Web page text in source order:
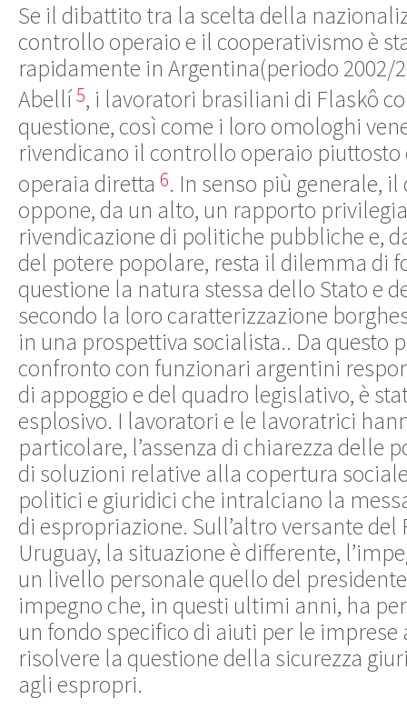
Se il dibattito tra la scelta della
controllo operaio e il cooperativismo è
rapidamente in Argentina(periodo 2002/
Abellí5, i lavoratori brasiliani di Flaskô
questione, così come i loro omologhi
rivendicano il controllo operaio piuttosto
operaia diretta 6. In senso più generale,
oppone, da un alto, un rapporto
rivendicazione di politiche pubbliche e,
del potere popolare, resta il dilemma di
questione la natura stessa dello Stato e
secondo la loro caratterizzazione
in una prospettiva socialista.. Da questo
confronto con funzionari argentini
di appoggio e del quadro legislativo, è
esplosivo. I lavoratori e le lavoratrici
particolare, l’assenza di chiarezza delle
di soluzioni relative alla copertura
politici e giuridici che intralciano la
di espropriazione. Sull’altro versante del
Uruguay, la situazione è differente,
un livello personale quello del
impegno che, in questi ultimi anni, ha
un fondo specifico di aiuti per le imprese
risolvere la questione della sicurezza
agli espropri.